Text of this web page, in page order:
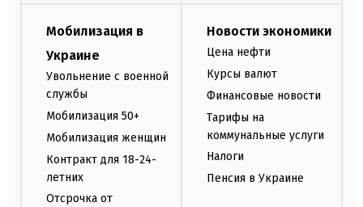
Мобилизация в
Украине
Увольнение с военной
службы
Мобилизация 50+
Мобилизация женщин
Контракт для 18-24-
летних
Отсрочка от
Новости экономики
Цена нефти
Курсы валют
Финансовые новости
Тарифы на
коммунальные услуги
Налоги
Пенсия в Украине